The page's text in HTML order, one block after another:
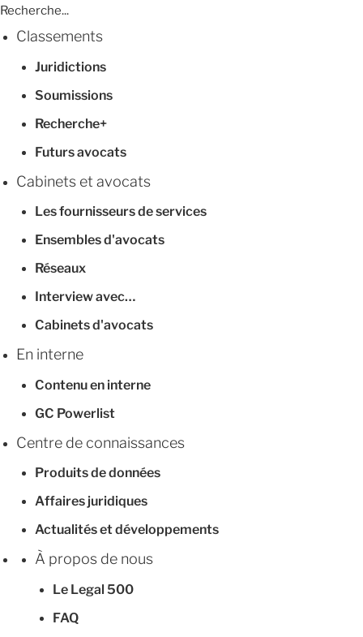
Classements
Juridictions
Soumissions
Recherche+
Futurs avocats
Cabinets et avocats
Les fournisseurs de services
Ensembles d'avocats
Réseaux
Interview avec…
Cabinets d'avocats
En interne
Contenu en interne
GC Powerlist
Centre de connaissances
Produits de données
Affaires juridiques
Actualités et développements
À propos de nous
Le Legal 500
FAQ